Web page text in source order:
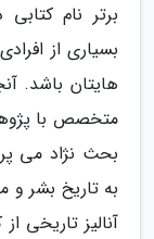
برتر نام
بسیاری از
هایتان باشد.
متخصص با
بحث نژاد می
به تاریخ بشر و
آنالیز